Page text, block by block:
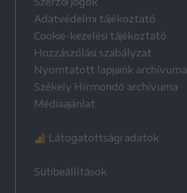
Adatvédelmi tájékoztató
Cookie-kezelési tájékoztató
Hozzászólási szabályzat
Nyomtatott lapjaink archívuma
Székely Hírmondó archívuma
Médiaajánlat
Látogatottsági adatok
Sütibeállítások